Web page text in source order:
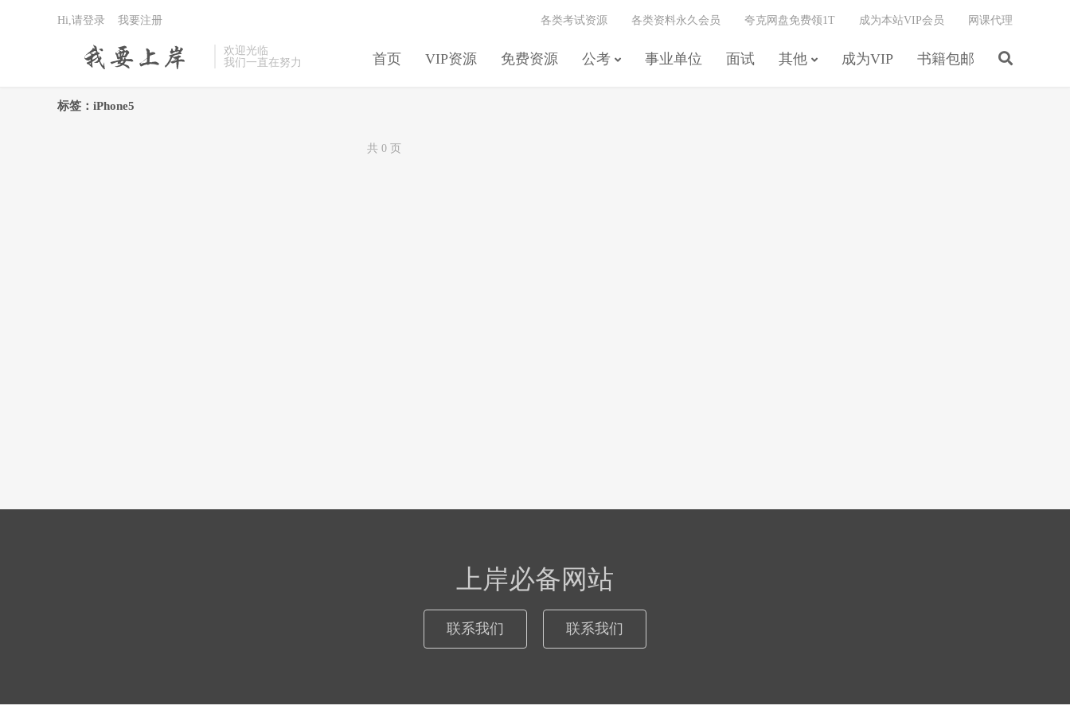
欢迎光临
我们一直在努力
首页 VIP资源 免费资源 公考 事业单位 面试 其他 成为VIP 书籍包邮
各类考试资源 各类资料永久会员 夸克网盘免费领1T 成为本站VIP会员 网课代理
Hi,请登录 我要注册
标签：iPhone5
共 0 页
上岸必备网站
联系我们 联系我们